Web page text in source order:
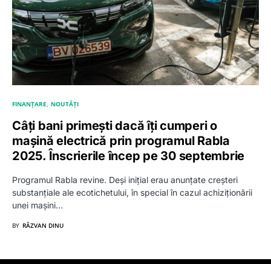
FINANȚARE NOUTĂȚI
Câți bani primești dacă îți cumperi o
mașină electrică prin programul Rabla
2025. Înscrierile încep pe 30 septembrie
Programul Rabla revine. Deși inițial erau anunțate creșteri
substanțiale ale ecotichetului, în special în cazul achiziționării
unei mașini…
BY RĂZVAN DINU